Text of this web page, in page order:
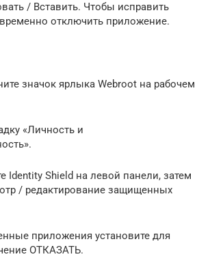
/ Вставить. Чтобы исправить
отключить приложение.
значок ярлыка Webroot на рабочем
«Личность и
Identity Shield на левой панели, затем
/ редактирование защищенных
приложения установите для
ОТКАЗАТЬ.